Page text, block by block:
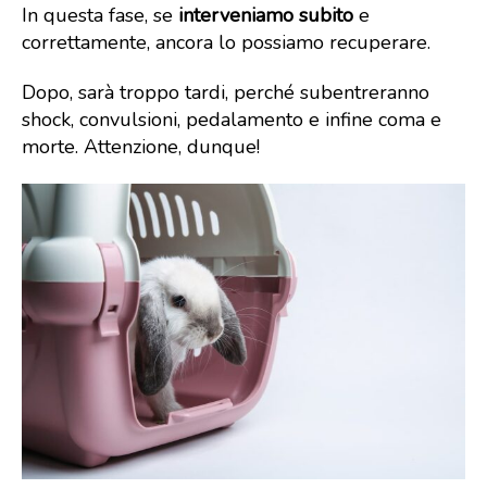
In questa fase, se interveniamo subito e
correttamente, ancora lo possiamo recuperare.
Dopo, sarà troppo tardi, perché subentreranno
shock, convulsioni, pedalamento e infine coma e
morte. Attenzione, dunque!